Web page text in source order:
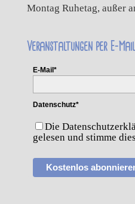
Montag Ruhetag, außer
Veranstaltungen per E-Mail
E-Mail*
Datenschutz*
Die
gelesen und stimme
Kostenlos